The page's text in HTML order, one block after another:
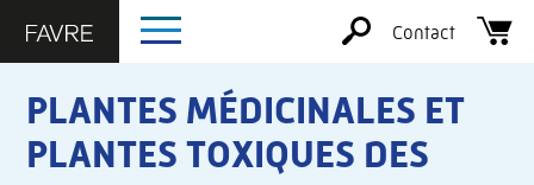
Contact
PLANTES MÉDICINALES ET
PLANTES TOXIQUES DES